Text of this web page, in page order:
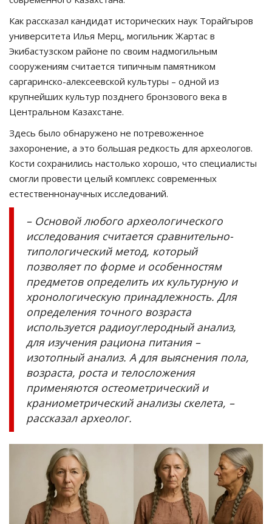
Как рассказал кандидат исторических наук Торайгыров
университета Илья Мерц, могильник Жартас в
Экибастузском районе по своим надмогильным
сооружениям считается типичным памятником
саргаринско-алексеевской культуры – одной из
крупнейших культур позднего бронзового века в
Центральном Казахстане.
Здесь было обнаружено не потревоженное
захоронение, а это большая редкость для археологов.
Кости сохранились настолько хорошо, что специалисты
смогли провести целый комплекс современных
естественнонаучных исследований.
– Основой любого археологического
исследования считается сравнительно-
типологический метод, который
позволяет по форме и особенностям
предметов определить их культурную и
хронологическую принадлежность. Для
определения точного возраста
используется радиоуглеродный анализ,
для изучения рациона питания –
изотопный анализ. А для выяснения пола,
возраста, роста и телосложения
применяются остеометрический и
краниометрический анализы скелета, –
рассказал археолог.